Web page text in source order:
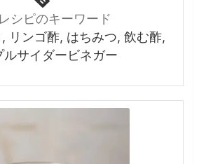
シピのキーワード
リンゴ酢, はちみつ, 飲む酢,
ルサイダービネガー